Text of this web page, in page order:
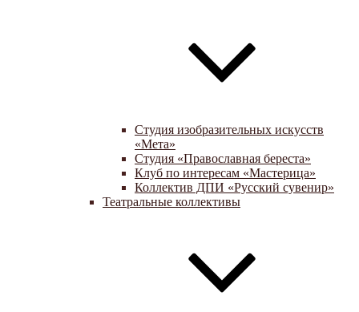
Студия изобразительных искусств
«Мета»
Студия «Православная береста»
Клуб по интересам «Мастерица»
Коллектив ДПИ «Русский сувенир»
Театральные коллективы